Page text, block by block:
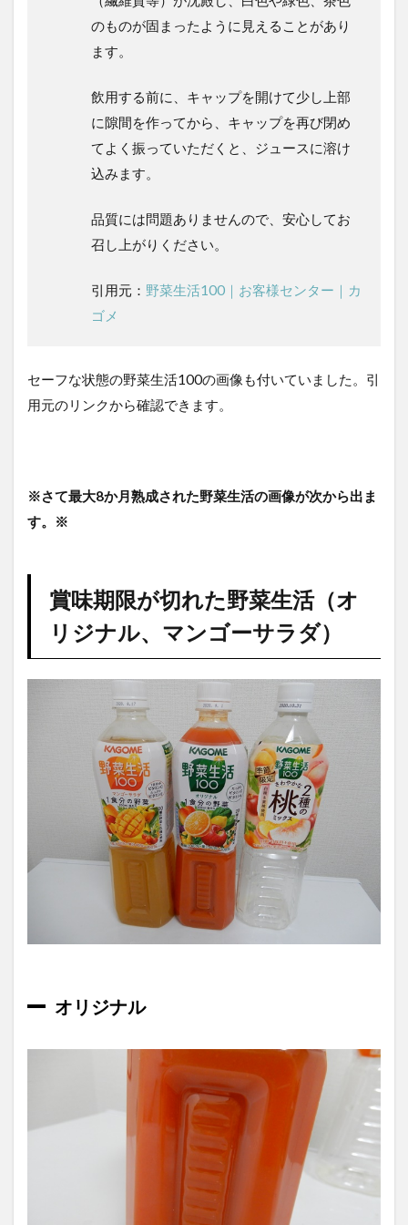
のものが固まったように見えることがあり
ます。
飲用する前に、キャップを開けて少し上部
に隙間を作ってから、キャップを再び閉め
てよく振っていただくと、ジュースに溶け
込みます。
品質には問題ありませんので、安心してお
召し上がりください。
引用元： 野菜生活100｜お客様センター｜カ
ゴメ
セーフな状態の野菜生活100の画像も付いていました。引
用元のリンクから確認できます。
※さて最大8か月熟成された野菜生活の画像が次から出ま
す。※
賞味期限が切れた野菜生活（オ
リジナル、マンゴーサラダ）
オリジナル